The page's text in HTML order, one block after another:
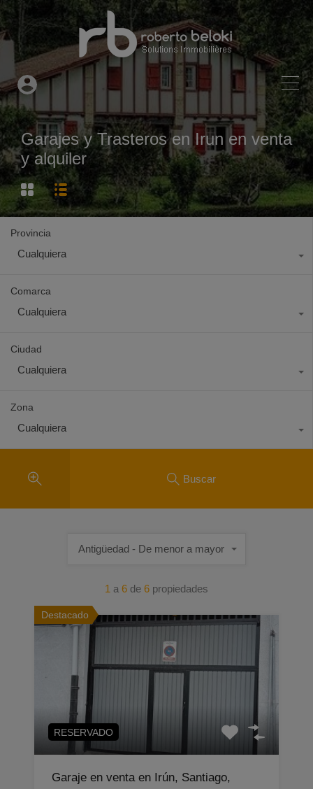
Garajes y Trasteros en Irun en venta
y alquiler
Provincia
Cualquiera
Comarca
Cualquiera
Ciudad
Cualquiera
Zona
Cualquiera
Buscar
1 a 6 de 6 propiedades
Antigüedad - De menor a mayor
Destacado
RESERVADO
Garaje en venta en Irún, Santiago,